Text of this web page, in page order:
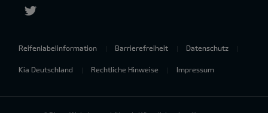
Reifenlabelinformation Barrierefreiheit Datenschutz
Kia Deutschland Rechtliche Hinweise Impressum